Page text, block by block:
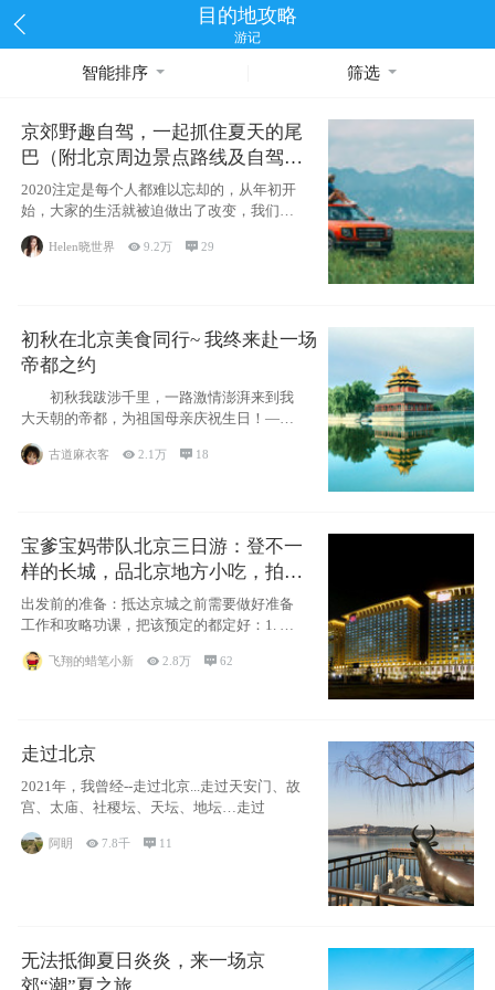
目的地攻略
游记
智能排序 筛选
京郊野趣自驾，一起抓住夏天的尾
巴（附北京周边景点路线及自驾攻
略）
2020注定是每个人都难以忘却的，从年初开
始，大家的生活就被迫做出了改变，我们也
不例外。本来双双辞职是为
Helen晓世界 9.2万 29
初秋在北京美食同行~ 我终来赴一场
帝都之约
初秋我跋涉千里，一路激情澎湃来到我
大天朝的帝都，为祖国母亲庆祝生日！——
古道麻衣客 2.1万  18
宝爹宝妈带队北京三日游：登不一
样的长城，品北京地方小吃，拍盘
古七星夜景！
出发前的准备：抵达京城之前需要做好准备
工作和攻略功课，把该预定的都定好：1. 酒
飞翔的蜡笔小新 2.8万 62
走过北京
2021年，我曾经--走过北京...走过天安门、故
宫、太庙、社稷坛、天坛、地坛…走过
阿眀 7.8千  11
无法抵御夏日炎炎，来一场京